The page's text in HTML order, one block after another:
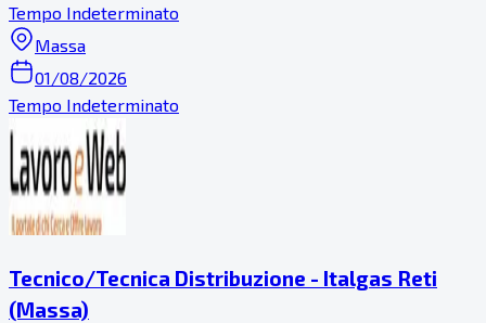
Tempo Indeterminato
Massa
01/08/2026
Tempo Indeterminato
Tecnico/Tecnica Distribuzione - Italgas Reti
(Massa)